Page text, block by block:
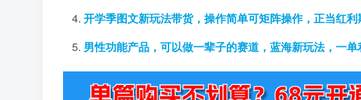
开学季图文新玩法带货，操作简单可矩阵操作，正当红利
男性功能产品，可以做一辈子的赛道，蓝海新玩法，一